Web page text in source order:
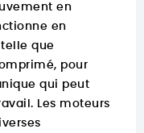
en
en
que
pour
qui peut
Les moteurs